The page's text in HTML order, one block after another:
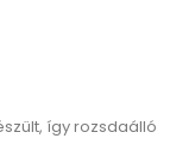
így rozsdaálló